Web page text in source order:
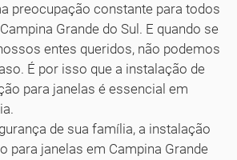
preocupação constante para todos
Grande do Sul. E quando se
entes queridos, não podemos
É por isso que a instalação de
para janelas é essencial em
de sua família, a instalação
para janelas em Campina Grande